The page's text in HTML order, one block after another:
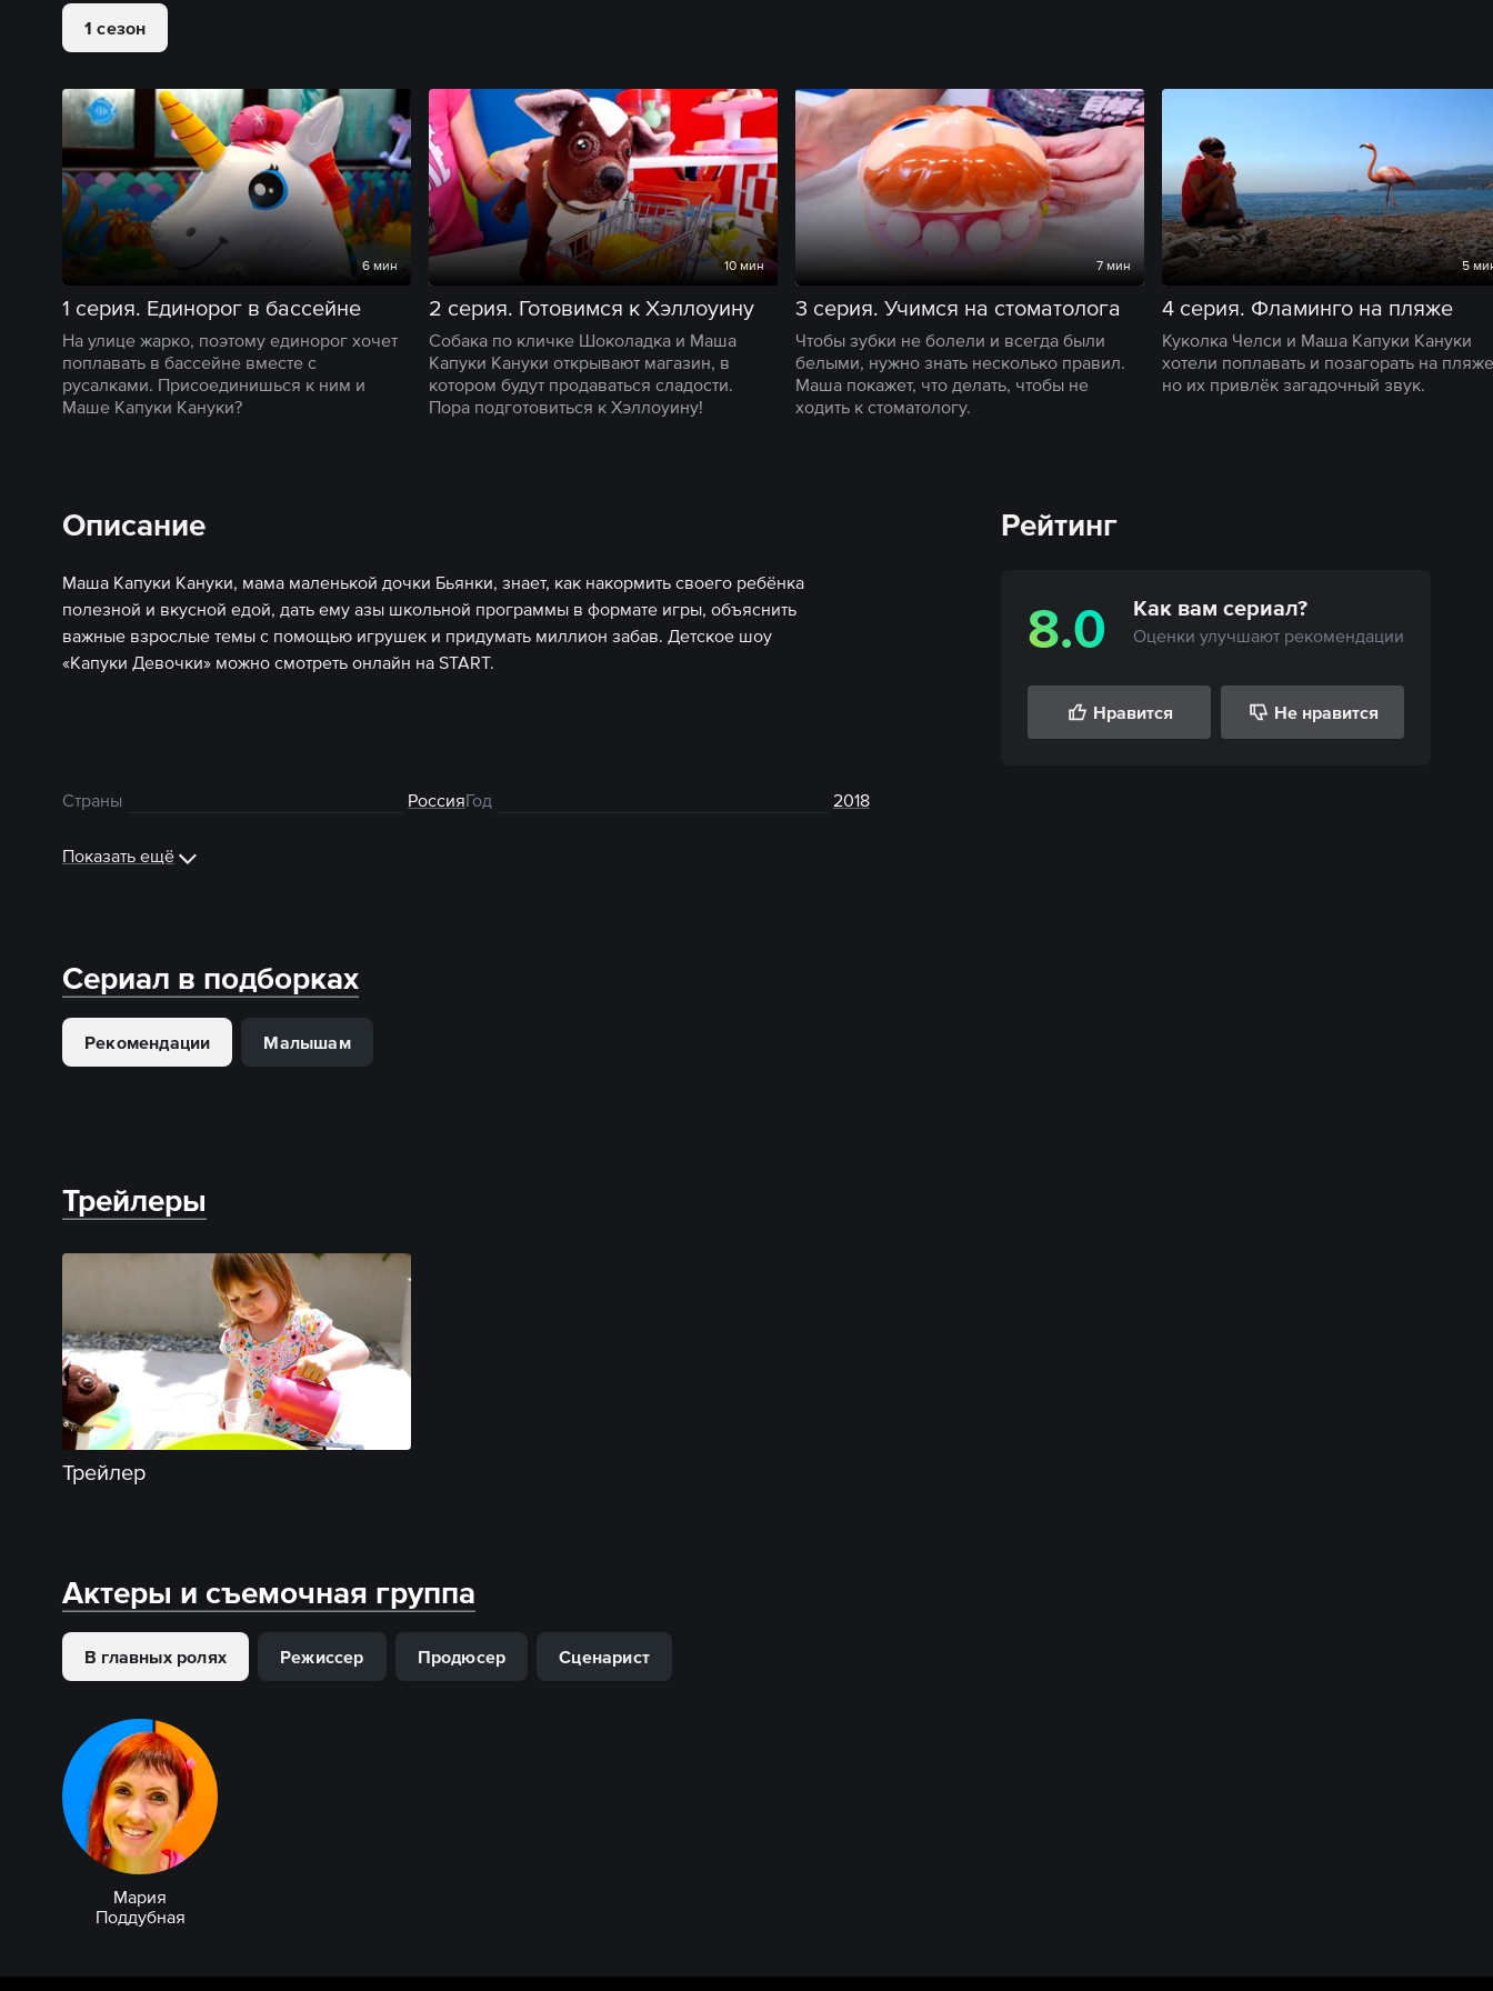
1 сезон
6 мин
1 серия. Единорог в бассейне
На улице жарко, поэтому единорог хочет
поплавать в бассейне вместе с
русалками. Присоединишься к ним и
Маше Капуки Кануки?
10 мин
2 серия. Готовимся к Хэллоуину
Собака по кличке Шоколадка и Маша
Капуки Кануки открывают магазин, в
котором будут продаваться сладости.
Пора подготовиться к Хэллоуину!
7 мин
3 серия. Учимся на стоматолога
Чтобы зубки не болели и всегда были
белыми, нужно знать несколько правил.
Маша покажет, что делать, чтобы не
ходить к стоматологу.
5
4 серия. Фламинго на пляже
Куколка Челси и Маша Капуки Кануки
хотели поплавать и позагорать на
но их привлёк загадочный звук.
Описание
Маша Капуки Кануки, мама маленькой дочки Бьянки, знает, как накормить своего ребёнка
полезной и вкусной едой, дать ему азы школьной программы в формате игры, объяснить
важные взрослые темы с помощью игрушек и придумать миллион забав. Детское шоу
«Капуки Девочки» можно смотреть онлайн на START.
Страны РоссияГод 2018
Показать ещё
Рейтинг
8.0 Как вам сериал?
Оценки улучшают рекомендации
Нравится Не нравится
Сериал в подборках
Рекомендации Малышам
Трейлеры
Трейлер
Актеры и съемочная группа
В главных ролях Режиссер Продюсер Сценарист
Мария
Поддубная